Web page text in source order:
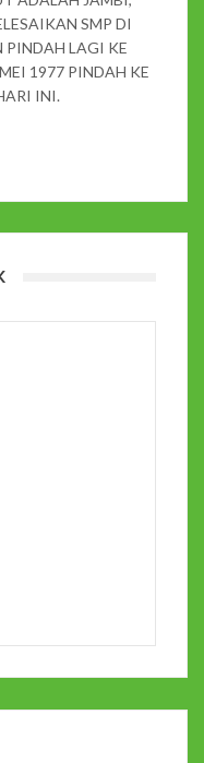
SMP DI
PINDAH LAGI KE
1977 PINDAH KE
INI.